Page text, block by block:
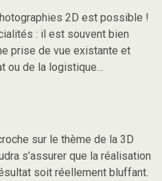
2D est possible !
: il est souvent bien
prise de vue existante et
ou de la logistique…
sur le thème de la 3D
s’assurer que la réalisation
soit réellement bluffant.